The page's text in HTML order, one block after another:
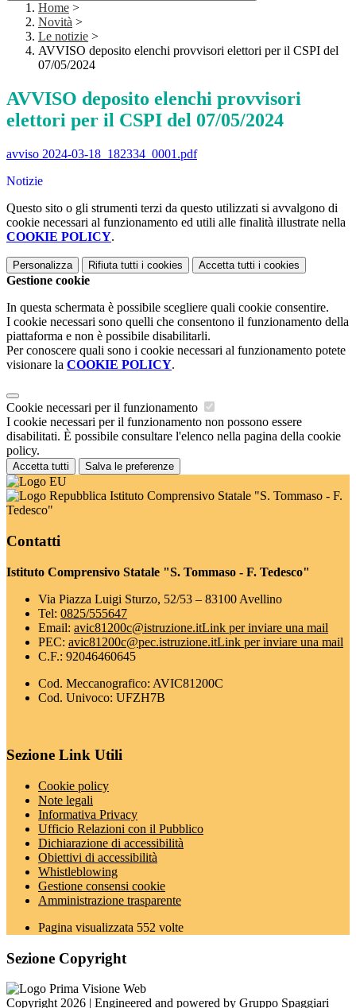
Home >
Novità >
Le notizie >
AVVISO deposito elenchi provvisori elettori per il CSPI del
07/05/2024
AVVISO deposito elenchi provvisori
elettori per il CSPI del 07/05/2024
avviso 2024-03-18_182334_0001.pdf
Notizie
Questo sito o gli strumenti terzi da questo utilizzati si avvalgono di
cookie necessari al funzionamento ed utili alle finalità illustrate nella
COOKIE POLICY.
Personalizza Rifiuta tutti i cookies Accetta tutti i cookies
Gestione cookie
In questa schermata è possibile scegliere quali cookie consentire.
I cookie necessari sono quelli che consentono il funzionamento della
piattaforma e non è possibile disabilitarli.
Per conoscere quali sono i cookie necessari al funzionamento potete
visionare la COOKIE POLICY.
Cookie necessari per il funzionamento
I cookie necessari per il funzionamento non possono essere
disabilitati. È possibile consultare l'elenco nella pagina della cookie
policy.
Accetta tutti Salva le preferenze
Istituto Comprensivo Statale "S. Tommaso - F.
Tedesco"
Contatti
Istituto Comprensivo Statale "S. Tommaso - F. Tedesco"
Via Piazza Luigi Sturzo, 52/53 – 83100 Avellino
Tel: 0825/555647
Email: avic81200c@istruzione.itLink per inviare una mail
PEC: avic81200c@pec.istruzione.itLink per inviare una mail
C.F.: 92046460645
Cod. Meccanografico: AVIC81200C
Cod. Univoco: UFZH7B
Sezione Link Utili
Cookie policy
Note legali
Informativa Privacy
Ufficio Relazioni con il Pubblico
Dichiarazione di accessibilità
Obiettivi di accessibilità
Whistleblowing
Gestione consensi cookie
Amministrazione trasparente
Pagina visualizzata 552 volte
Sezione Copyright
Copyright 2026 | Engineered and powered by Gruppo Spaggiari